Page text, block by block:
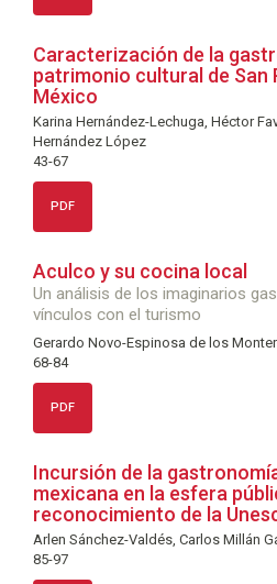
Caracterización de la
patrimonio cultural de San
México
Karina Hernández-Lechuga, Héctor
Hernández López
43-67
PDF
Aculco y su cocina local
Un análisis de los imaginarios
vínculos con el turismo
Gerardo Novo-Espinosa de los
68-84
PDF
Incursión de la
mexicana en la esfera
reconocimiento de la
Arlen Sánchez-Valdés, Carlos Millán
85-97